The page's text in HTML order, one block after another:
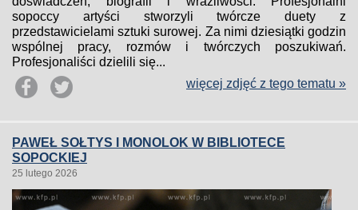
sopoccy artyści stworzyli twórcze duety z
przedstawicielami sztuki surowej. Za nimi dziesiątki godzin
wspólnej pracy, rozmów i twórczych poszukiwań.
Profesjonaliści dzielili się...
więcej zdjęć z tego tematu »
PAWEŁ SOŁTYS I MONOLOK W BIBLIOTECE
SOPOCKIEJ
25 lutego 2026